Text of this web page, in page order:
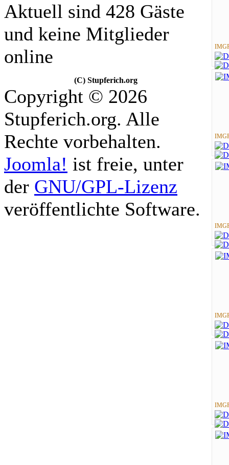
Aktuell sind 428 Gäste
und keine Mitglieder
online
(C) Stupferich.org
Copyright © 2026
Stupferich.org. Alle
Rechte vorbehalten.
Joomla! ist freie, unter
der GNU/GPL-Lizenz
veröffentlichte Software.